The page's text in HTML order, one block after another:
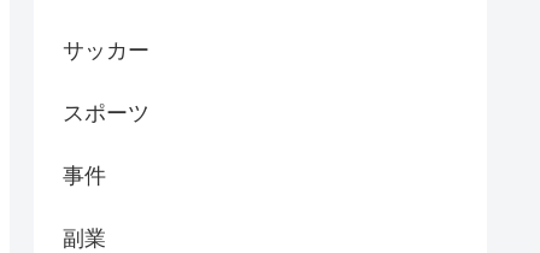
サッカー
スポーツ
事件
副業